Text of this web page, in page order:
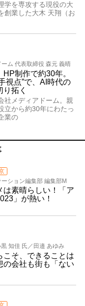
学を専攻する現役の大
創業した大木 天翔（お
ム 代表取締役 森元 義晴
制作で約30年。
視点”で、AI時代の
り拓く
社メディアドーム。親
立から約30年にわたっ
業の
ション編集部 編集部M
は素晴らしい！「ア
」が熱い！
知佳 氏／田邉 あゆみ
こそ、できることは
の会社も街も「ない